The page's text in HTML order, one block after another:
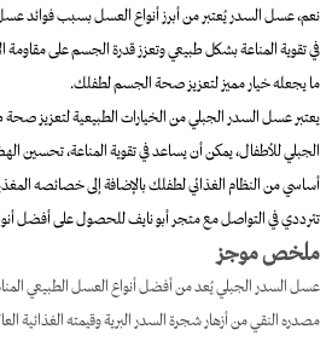
نعم، عسل السدر يُعتبر من أبرز أنواع العسل بسبب فوائد
في تقوية المناعة بشكل طبيعي وتعزز قدرة الجسم على مقاومة
ما يجعله خيار مميز لتعزيز صحة الجسم لطفلك.
يعتبر عسل السدر الجبلي من الخيارات الطبيعية لتعزيز
الجبلي للأطفال، يمكن أن يساعد في تقوية المناعة، تحسين
أساسي من النظام الغذائي لطفلك بالإضافة إلى خصائصه
تترددي في التواصل مع متجر أبو نايف للحصول على أفضل
ملخص موجز
عسل السدر الجبلي يُعد من أفضل أنواع العسل الطبيعي
مصدره النقي من أزهار شجرة السدر البرية وقيمته الغذائية